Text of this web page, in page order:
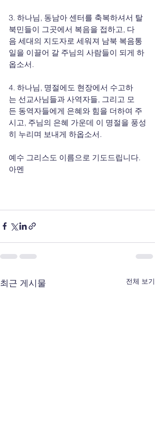
3. 하나님, 동남아 센터를 축복하셔서 탈
북민들이 그곳에서 복음을 접하고, 다
음 세대의 지도자로 세워져 남북 복음통
일을 이끌어 갈 주님의 사람들이 되게 하
옵소서.
4. 하나님, 명절에도 현장에서 수고하
는 선교사님들과 사역자들, 그리고 모
든 동역자들에게 은혜와 힘을 더하여 주
시고, 주님의 은혜 가운데 이 명절을 풍성
히 누리며 보내게 하옵소서.
예수 그리스도 이름으로 기도드립니다.
아멘
최근 게시물 전체 보기